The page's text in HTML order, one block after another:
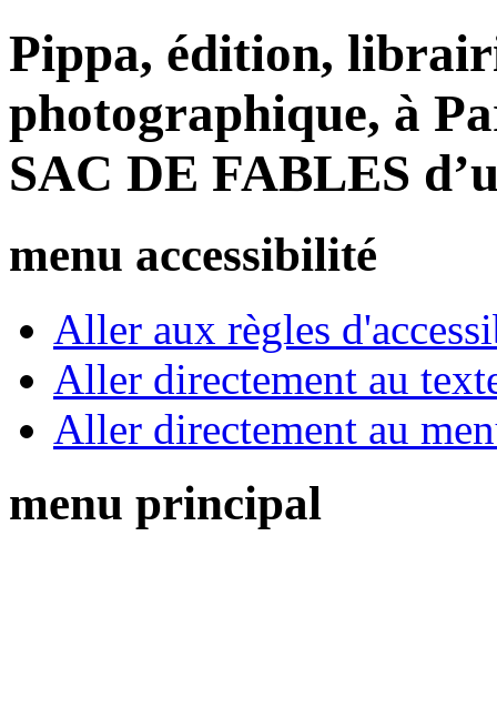
Pippa, édition,
photographique, à
SAC DE FABLES
menu accessibilité
Aller aux règles
Aller directement au
Aller directement au
menu principal